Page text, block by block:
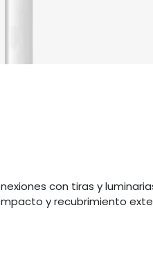
con tiras y
y recubrimiento